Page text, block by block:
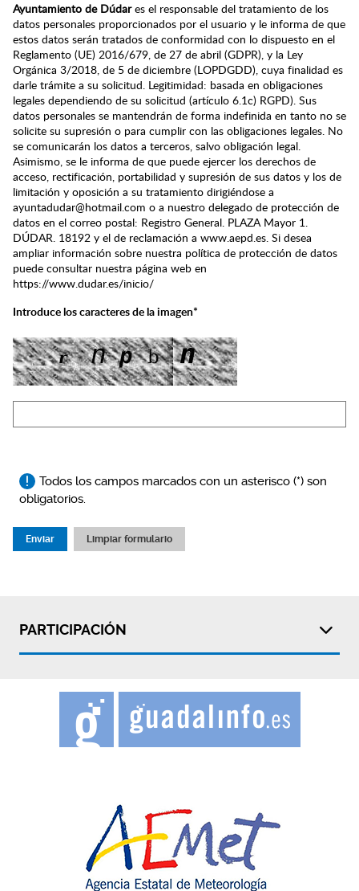
Ayuntamiento de Dúdares el responsable del tratamiento de los
datos personales proporcionados por el usuario y le informa de que
estos datos serán tratados de conformidad con lo dispuesto en el
Reglamento (UE) 2016/679, de 27 de abril (GDPR), y la Ley
Orgánica 3/2018, de 5 de diciembre (LOPDGDD), cuya finalidad es
darle trámite a su solicitud. Legitimidad: basada en obligaciones
legales dependiendo de su solicitud (artículo 6.1c) RGPD). Sus
datos personales se mantendrán de forma indefinida en tanto no se
solicite su supresión o para cumplir con las obligaciones legales. No
se comunicarán los datos a terceros, salvo obligación legal.
Asimismo, se le informa de que puede ejercer los derechos de
acceso, rectificación, portabilidad y supresión de sus datos y los de
limitación y oposición a su tratamiento dirigiéndose a
ayuntadudar@hotmail.com o a nuestro delegado de protección de
datos en el correo postal: Registro General. PLAZA Mayor 1.
DÚDAR. 18192 y el de reclamación a www.aepd.es. Si desea
ampliar información sobre nuestra política de protección de datos
puede consultar nuestra página web en
https://www.dudar.es/inicio/
Introduce los caracteres de la imagen*
Todos los campos marcados con un asterisco (*) son
obligatorios.
Enviar Limpiar formulario
PARTICIPACIÓN